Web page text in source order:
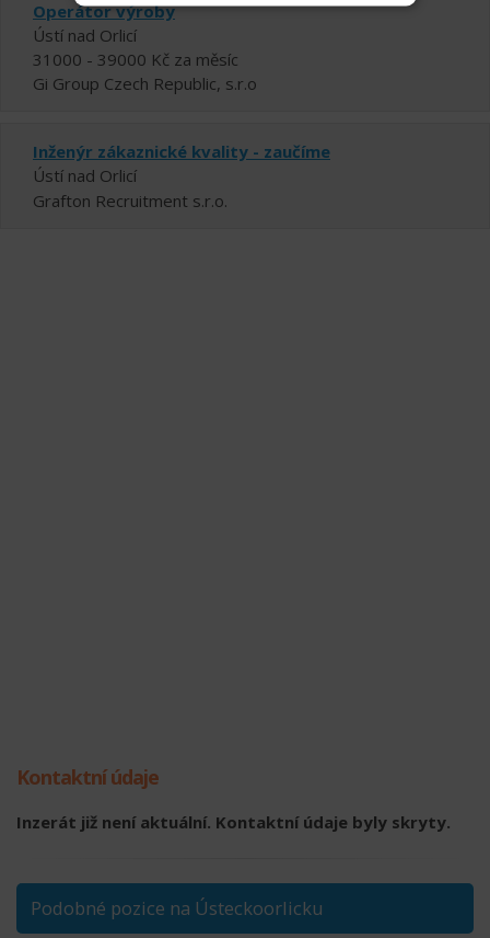
Operátor výroby
Ústí nad Orlicí
31000 - 39000 Kč za měsíc
Gi Group Czech Republic, s.r.o
Inženýr zákaznické kvality - zaučíme
Ústí nad Orlicí
Grafton Recruitment s.r.o.
Kontaktní údaje
Inzerát již není aktuální. Kontaktní údaje byly skryty.
Podobné pozice na Ústeckoorlicku